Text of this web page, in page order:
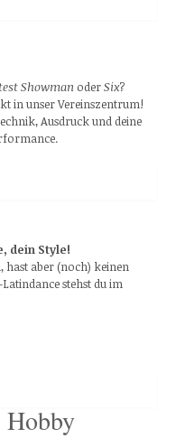
Showman oderSix?
in unser Vereinszentrum!
Ausdruck und deine
dein Style!
hast aber (noch) keinen
stehst du im
Hobby